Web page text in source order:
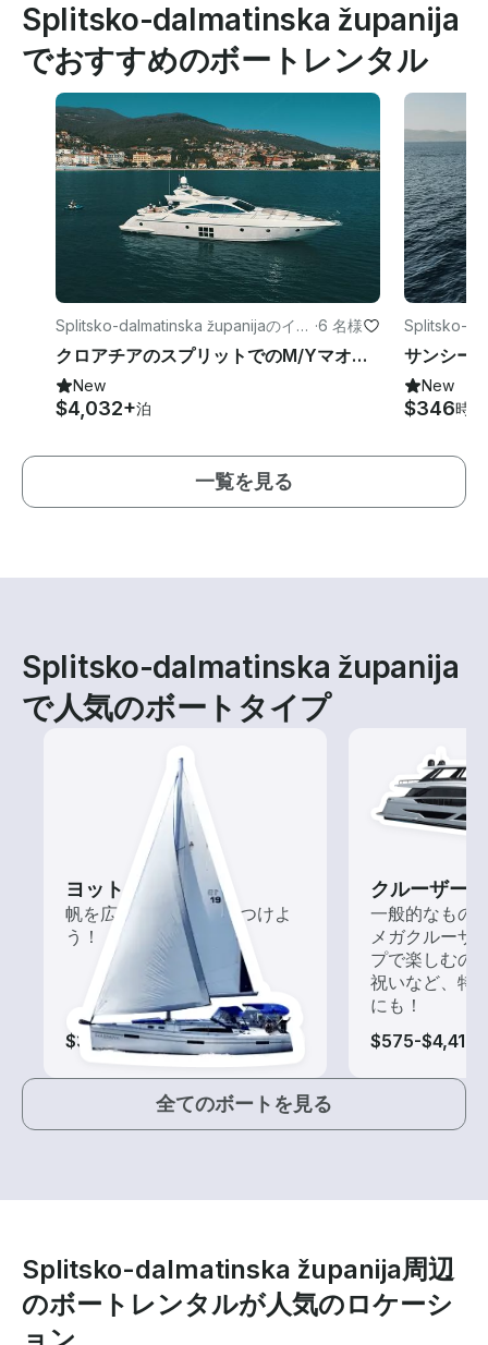
Splitsko-dalmatinska županija
でおすすめのボートレンタル
Splitsko-dalmatinska županijaのイベ
ント
·6 名様
クロアチアのスプリットでのM/Yマオロアジムット68Sパワーメガヨットレンタル
New
$4,032+泊
Splitsko-
ベント
New
$346時間
一覧を見る
Splitsko-dalmatinska županija
で人気のボートタイプ
ヨット
帆を広げて風を味方につけよ
う！
$300-$2,105
クルーザー
一般的なもの
メガクルーザ
プで楽しむの
祝いなど、特
にも！
$575-$4,410
全てのボートを見る
Splitsko-dalmatinska županija周辺
のボートレンタルが人気のロケーシ